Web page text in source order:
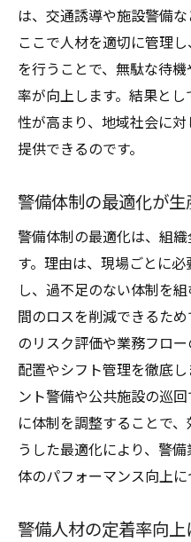
は、交通誘導や施設警備な
ここで人材を適切に管理
を行うことで、無駄な待
率が向上します。結果と
性が高まり、地域社会に
提供できるのです。
警備体制の最適化が
警備体制の最適化は、組
す。理由は、現場ごとに
し、過不足のない体制を
間のロスを削減できるた
のリスク評価や業務フロ
配置やシフト管理を徹底
ント警備や公共施設の巡
に体制を調整することで
うした最適化により、警
体のパフォーマンス向上に
警備人材の定着率向